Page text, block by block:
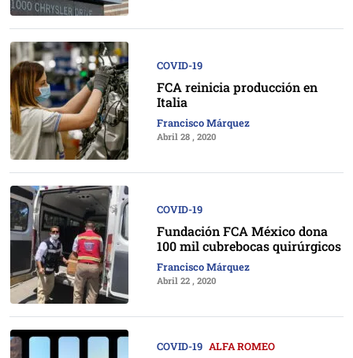
COVID-19
FCA reinicia producción en
Italia
Francisco Márquez
Abril 28 , 2020
COVID-19
Fundación FCA México dona
100 mil cubrebocas quirúrgicos
Francisco Márquez
Abril 22 , 2020
COVID-19 ALFA ROMEO